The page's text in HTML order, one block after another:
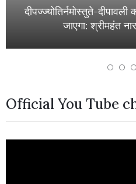
दीपज्ज्योतिर्नमोस्तुते-
जाएगा: श्रीमहंत
Official You Tube